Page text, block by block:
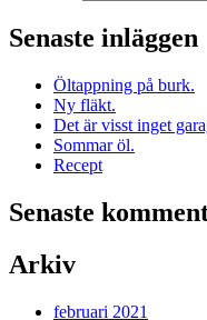
Senaste inläggen
Öltappning på burk.
Ny fläkt.
Det är visst inget
Sommar öl.
Recept
Senaste
Arkiv
februari 2021